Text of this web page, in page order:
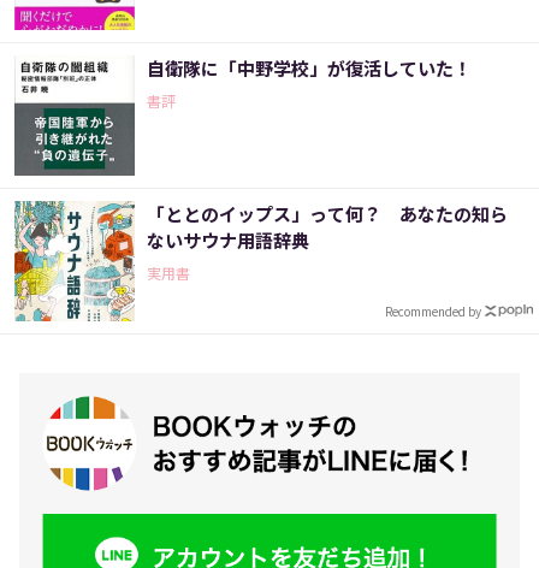
自衛隊に「中野学校」が復活していた！
書評
「ととのイップス」って何？ あなたの知ら
ないサウナ用語辞典
実用書
Recommended by